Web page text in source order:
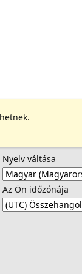
Nyelv váltása
Az Ön időzónája